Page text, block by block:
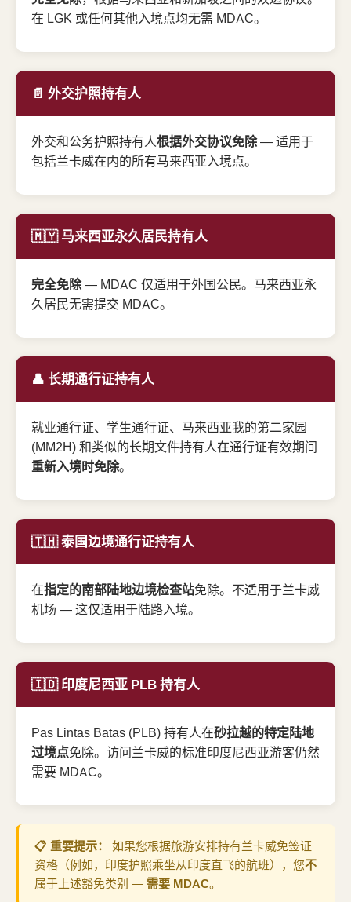
在 LGK 或任何其他入境点均无需 MDAC。
📄 外交护照持有人
外交和公务护照持有人根据外交协议免除— 适用于
包括兰卡威在内的所有马来西亚入境点。
🇲🇾 马来西亚永久居民持有人
完全免除— MDAC 仅适用于外国公民。马来西亚永
久居民无需提交 MDAC。
👤 长期通行证持有人
就业通行证、学生通行证、马来西亚我的第二家园
(MM2H) 和类似的长期文件持有人在通行证有效期间
重新入境时免除。
🇹🇭 泰国边境通行证持有人
在指定的南部陆地边境检查站免除。不适用于兰卡威
机场 — 这仅适用于陆路入境。
🇮🇩 印度尼西亚 PLB 持有人
Pas Lintas Batas (PLB) 持有人在砂拉越的特定陆地
过境点免除。访问兰卡威的标准印度尼西亚游客仍然
需要 MDAC。
📋 重要提示：
如果您根据旅游安排持有兰卡威免签证
资格（例如，印度护照乘坐从印度直飞的航班），您不
属于上述豁免类别 — 需要 MDAC。